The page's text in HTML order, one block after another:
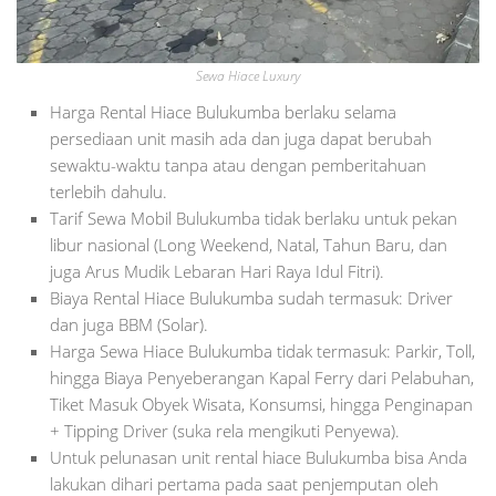
Sewa Hiace Luxury
Harga Rental Hiace Bulukumba berlaku selama
persediaan unit masih ada dan juga dapat berubah
sewaktu-waktu tanpa atau dengan pemberitahuan
terlebih dahulu.
Tarif Sewa Mobil Bulukumba tidak berlaku untuk pekan
libur nasional (Long Weekend, Natal, Tahun Baru, dan
juga Arus Mudik Lebaran Hari Raya Idul Fitri).
Biaya Rental Hiace Bulukumba sudah termasuk: Driver
dan juga BBM (Solar).
Harga Sewa Hiace Bulukumba tidak termasuk: Parkir, Toll,
hingga Biaya Penyeberangan Kapal Ferry dari Pelabuhan,
Tiket Masuk Obyek Wisata, Konsumsi, hingga Penginapan
+ Tipping Driver (suka rela mengikuti Penyewa).
Untuk pelunasan unit rental hiace Bulukumba bisa Anda
lakukan dihari pertama pada saat penjemputan oleh